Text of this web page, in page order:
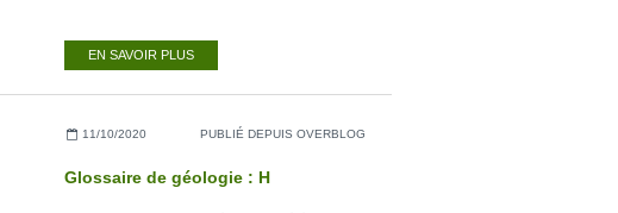
EN SAVOIR PLUS
11/10/2020 PUBLIÉ DEPUIS OVERBLOG
Glossaire de géologie : H